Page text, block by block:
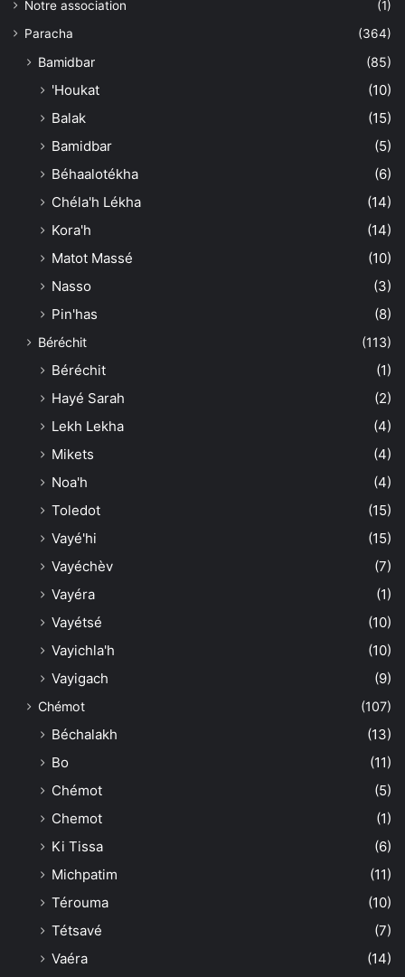
Notre association
(1)
Paracha
(364)
Bamidbar (85)
'Houkat
(10)
Balak
(15)
Bamidbar
(5)
Béhaalotékha
(6)
Chéla'h Lékha
(14)
Kora'h
(14)
Matot Massé
(10)
Nasso
(3)
Pin'has
(8)
Béréchit (113)
Béréchit
(1)
Hayé Sarah
(2)
Lekh Lekha
(4)
Mikets
(4)
Noa'h
(4)
Toledot
(15)
Vayé'hi
(15)
Vayéchèv
(7)
Vayéra
(1)
Vayétsé
(10)
Vayichla'h
(10)
Vayigach
(9)
Chémot (107)
Béchalakh
(13)
Bo
(11)
Chémot
(5)
Chemot
(1)
Ki Tissa
(6)
Michpatim
(11)
Térouma
(10)
Tétsavé
(7)
Vaéra
(14)